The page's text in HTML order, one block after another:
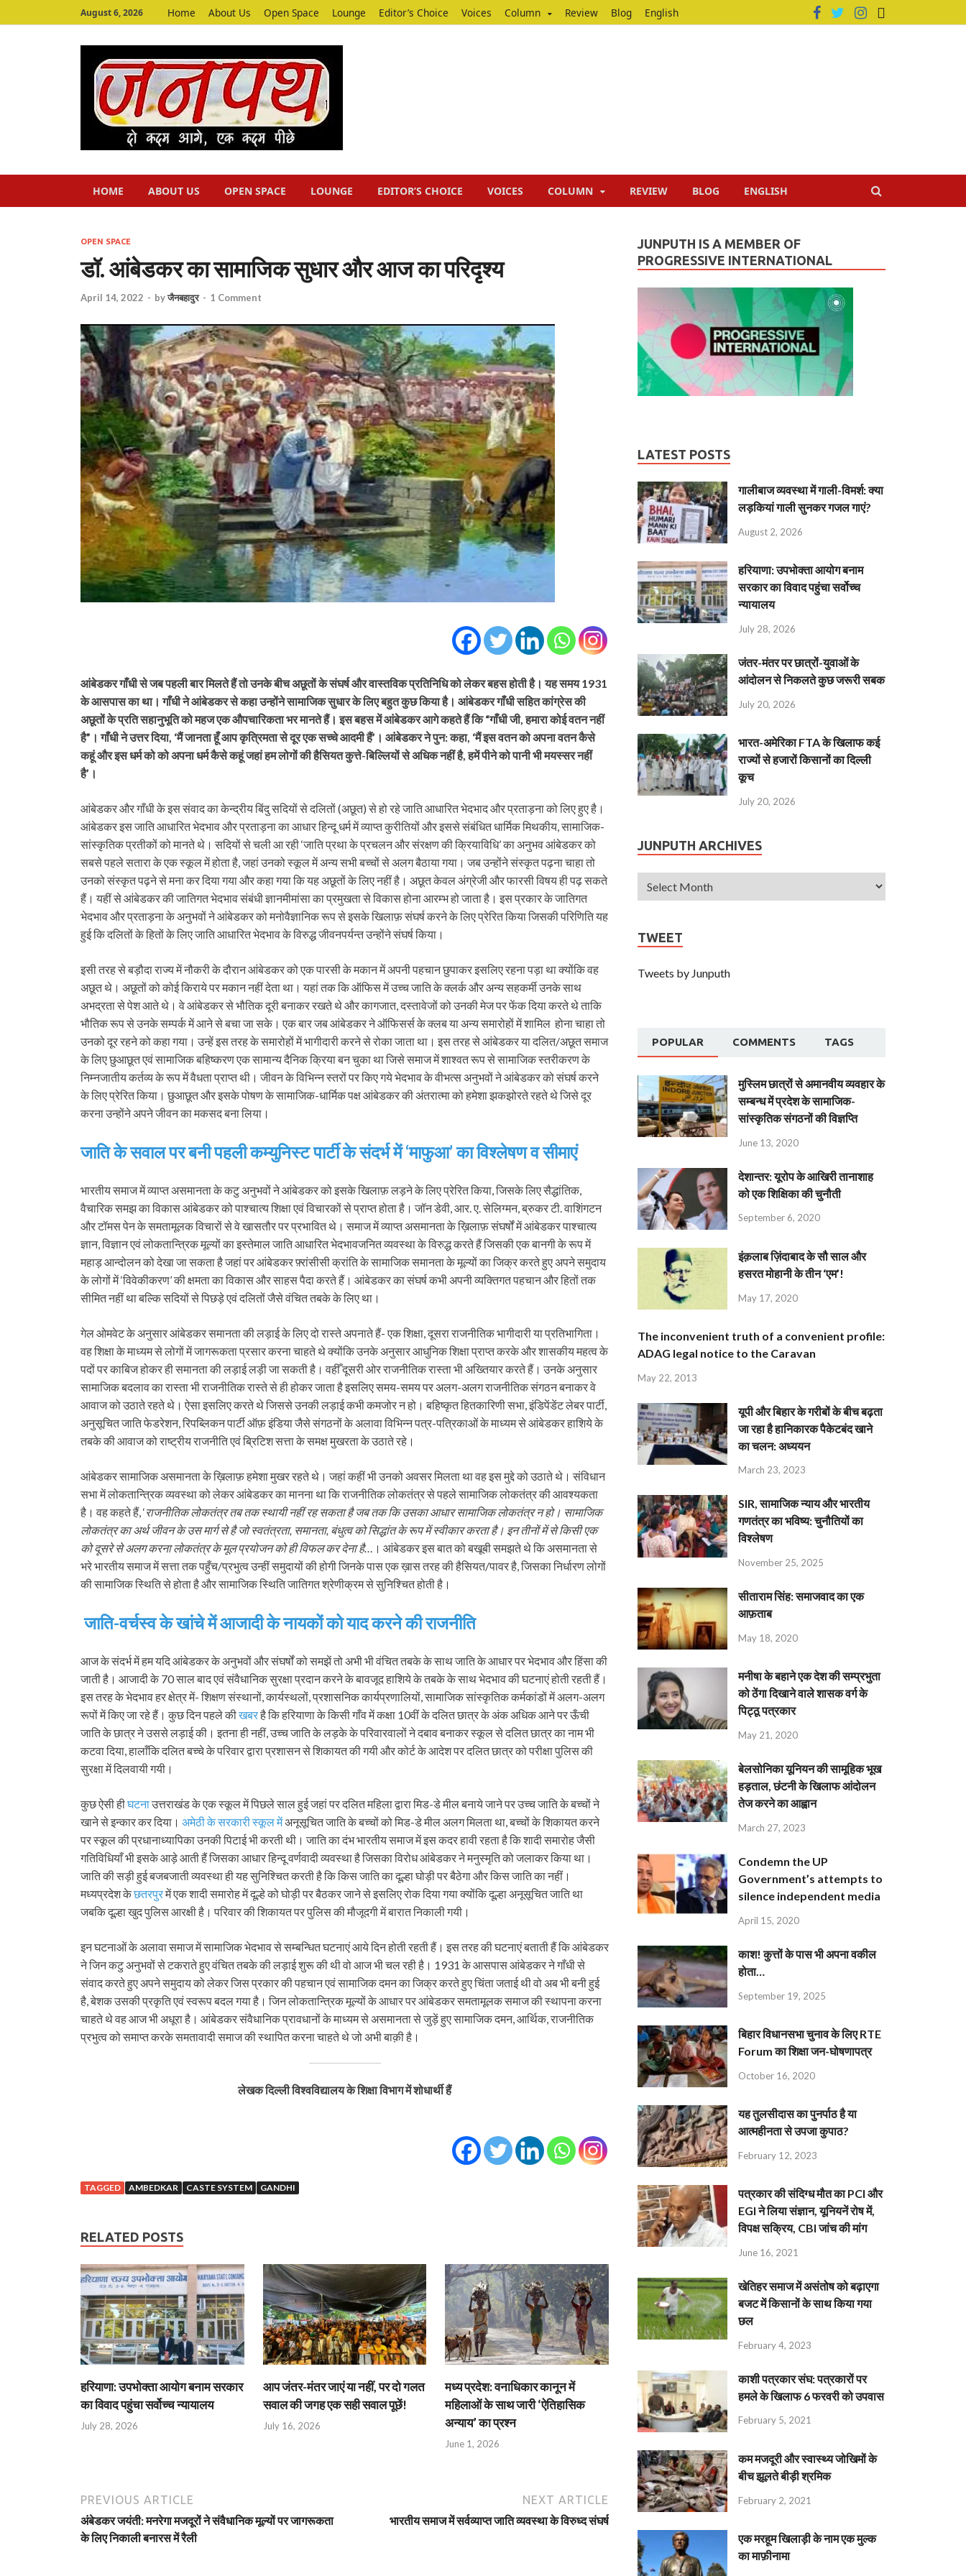
August 6, 2026 Home About Us Open Space Lounge Editor’s Choice Voices Column Review Blog English
HOME ABOUT US OPEN SPACE LOUNGE EDITOR’S CHOICE VOICES COLUMN REVIEW BLOG ENGLISH
OPEN SPACE
डॉ. आंबेडकर का सामाजिक सुधार और आज का परिदृश्य
April 14, 2022 - byजैनबहादुर - 1 Comment
आंबेडकर गाँधी से जब पहली बार मिलते हैं तो उनके बीच अछूतों के संघर्ष और वास्तविक प्रतिनिधि को लेकर बहस होती है। यह समय 1931
के आसपास का था। गाँधी ने आंबेडकर से कहा उन्होंने सामाजिक सुधार के लिए बहुत कुछ किया है। आंबेडकर गाँधी सहित कांग्रेस की
अछूतों के प्रति सहानुभूति को महज एक औपचारिकता भर मानते हैं। इस बहस में आंबेडकर आगे कहते हैं कि “गाँधी जी, हमारा कोई वतन नहीं
है”। गाँधी ने उत्तर दिया, ‘मैं जानता हूँ आप कृत्रिमता से दूर एक सच्चे आदमी हैं’। आंबेडकर ने पुन: कहा, ‘मैं इस वतन को अपना वतन कैसे
कहूं और इस धर्म को को अपना धर्म कैसे कहूं जहां हम लोगों की हैसियत कुत्ते-बिल्लियों से अधिक नहीं है, हमें पीने को पानी भी मयस्सर नहीं
है’।
आंबेडकर और गाँधी के इस संवाद का केन्द्रीय बिंदु सदियों से दलितों (अछूत) से हो रहे जाति आधारित भेदभाद और प्रताड़ना को लिए हुए है।
आंबेडकर इस जाति आधारित भेदभाव और प्रताड़ना का आधार हिन्दू धर्म में व्याप्त कुरीतियों और इससे संबंधित धार्मिक मिथकीय, सामाजिक-
सांस्कृतिक प्रतीकों को मानते थे। सदियों से चली आ रही ‘जाति प्रथा के प्रचलन और संरक्षण की क्रियाविधि’ का अनुभव आंबेडकर को
सबसे पहले सतारा के एक स्कूल में होता है, जहां उनको स्कूल में अन्य सभी बच्चों से अलग बैठाया गया। जब उन्होंने संस्कृत पढ़ना चाहा तो
उनको संस्कृत पढ़ने से मना कर दिया गया और कहा गया कि यह अछूतों के लिए नहीं है। अछूत केवल अंग्रेजी और फारसी विषय ही पढ़ सकते
हैं। यहीं से आंबेडकर की जातिगत भेदभाव संबंधी ज्ञानमीमांसा का प्रमुखता से विकास होना आरम्भ हो जाता है। इस प्रकार के जातिगत
भेदभाव और प्रताड़ना के अनुभवों ने आंबेडकर को मनोवैज्ञानिक रूप से इसके खिलाफ़ संघर्ष करने के लिए प्रेरित किया जिसकी परिणिति यह
हुई कि दलितों के हितों के लिए जाति आधारित भेदभाव के विरुद्ध जीवनपर्यन्त उन्‍होंने संघर्ष किया।
इसी तरह से बड़ौदा राज्य में नौकरी के दौरान आंबेडकर को एक पारसी के मकान में अपनी पहचान छुपाकर इसलिए रहना पड़ा था क्योंकि वह
अछूत थे। अछूतों को कोई किराये पर मकान नहीं देता था। यहां तक कि ऑफिस में उच्च जाति के क्लर्क और अन्य सहकर्मी उनके साथ
अभद्रता से पेश आते थे। वे आंबेडकर से भौतिक दूरी बनाकर रखते थे और कागजात, दस्तावेजों को उनकी मेज पर फेंक दिया करते थे ताकि
भौतिक रूप से उनके सम्पर्क में आने से बचा जा सके। एक बार जब आंबेडकर ने ऑफिसर्स के क्लब या अन्य समारोहों में शामिल होना चाहा तो
उनको दूर रहने को कहा गया। उन्हें इस तरह के समारोहों में भागीदारी करने से रोका जाता था। इस तरह से आंबेडकर या दलित/अछूत समाज
के लिए छुआछूत एवं सामाजिक बहिष्करण एक सामान्य दैनिक क्रिया बन चुका था जिसे समाज में शाश्‍वत रूप से सामाजिक स्तरीकरण के
निम्नजातीय कर्तव्य के रूप में वैधता प्राप्त थी। जीवन के विभिन्न स्तरों पर किए गये भेदभाव के वीभत्स अनुभवों ने आंबेडकर को संघर्ष करने
के लिए प्रेरित किया। छुआछूत और इसके पोषण के सामाजिक-धार्मिक पक्ष आंबेडकर की अंतरात्मा को हमेशा झकझोरते रहते थे जिसे दूर
करना उन्होंने अपने जीवन का मकसद बना लिया।
जाति के सवाल पर बनी पहली कम्युनिस्ट पार्टी के संदर्भ में ‘माफुआ’ का विश्लेषण व सीमाएं
भारतीय समाज में व्याप्त असमानता के कटु अनुभवों ने आंबेडकर को इसके खिलाफ़ लड़ने के लिए प्रेरित किया, जिसके लिए सैद्धांतिक,
वैचारिक समझ का विकास आंबेडकर को पाश्चात्य शिक्षा एवं विचारकों से प्राप्त होता है। जॉन डेवी, आर. ए. सेलिग्मन, ब्रुकर टी. वाशिंगटन
और टॉमस पेन के समतामूलक विचारों से वे खासतौर पर प्रभावित थे। समाज में व्याप्त असमानता के ख़िलाफ़ संघर्षों में आंबेडकर पाश्चात्य
ज्ञान, विज्ञान एवं लोकतान्त्रिक मूल्यों का इस्तेमाल जाति आधारित भेदभावजनित व्यवस्था के विरुद्ध करते हैं जिसकी एक बानगी के रूप में
महाड़ आन्दोलन को देखा जा सकता है जहां पर आंबेडकर फ़्रांसीसी क्रांति के सामाजिक समानता के मूल्यों का जिक्र करते हुए अपने समुदाय
के लोगों में ‘विवेकीकरण’ की क्षमता का विकास और साहस पैदा करते हैं। आंबेडकर का संघर्ष कभी अपनी व्यक्तिगत पहचान और हितों तक
सीमित नहीं था बल्कि सदियों से पिछड़े एवं दलितों जैसे वंचित तबके के लिए था।
गेल ओमवेट के अनुसार आंबेडकर समानता की लड़ाई के लिए दो रास्ते अपनाते हैं- एक शिक्षा, दूसरा राजनीतिक भागीदारी या प्रतिभागिता।
वह शिक्षा के माध्यम से लोगों में जागरूकता प्रसार करना चाहते थे क्योंकि उनके अनुसार आधुनिक शिक्षा प्राप्त करके और शासकीय महत्व के
पदों पर काबिज होकर ही समानता की लड़ाई लड़ी जा सकती है। वहीँ दूसरी ओर राजनीतिक रास्ता भी अख्तियार करते हैं। उनके अनुसार
सामाजिक बदलाव का रास्ता भी राजनीतिक रास्ते से ही होकर जाता है इसलिए समय-समय पर अलग-अलग राजनीतिक संगठन बनाकर वे
आवाज को उठाते रहते थे। ऐसा इसलिए करते थे जिससे उनकी लड़ाई कभी कमजोर न हो। बहिष्कृत हितकारिणी सभा, इंडिपेंडेंट लेबर पार्टी,
अनुसूचित जाति फेडरेशन, रिपब्लिकन पार्टी ऑफ़ इंडिया जैसे संगठनों के अलावा विभिन्न पत्र-पत्रिकाओं के माध्यम से आंबेडकर हाशिये के
तबके की आवाज को राष्ट्रीय राजनीति एवं ब्रिटिश सत्ता के समक्ष मुखरता के उठाते रहे।
आंबेडकर सामाजिक असमानता के ख़िलाफ़ हमेशा मुखर रहते थे। जहां कहीं भी उनको अवसर मिलता था वह इस मुद्दे को उठाते थे। संविधान
सभा में लोकतान्त्रिक व्यवस्था को लेकर आंबेडकर का मानना था कि राजनीतिक लोकतंत्र से पहले सामाजिक लोकतंत्र की आवश्यकता
है। वह कहते हैं, ‘राजनीतिक लोकतंत्र तब तक स्थायी नहीं रह सकता है जब तक कि उसका आधार सामाजिक लोकतंत्र न हो। सामाजिक
लोकतंत्र का अर्थ जीवन के उस मार्ग से है जो स्वतंत्रता, समानता, बंधुत्व को सिद्धांत के रूप में स्वीकार करता है। इन तीनों में से किसी एक
को दूसरे से अलग करना लोकतंत्र के मूल प्रयोजन को ही विफल कर देना है… । आंबेडकर इस बात को बखूबी समझते थे कि असमानता से
भरे भारतीय समाज में सत्ता तक पहुँच/प्रभुत्व उन्हीं समुदायों की होगी जिनके पास एक ख़ास तरह की हैसियत/पावर है, जिसका निर्धारण लोगों
की सामाजिक स्थिति से होता है और सामाजिक स्थिति जातिगत श्रेणीक्रम से सुनिश्चित होती है।
जाति-वर्चस्व के खांचे में आजादी के नायकों को याद करने की राजनीति
आज के संदर्भ में हम यदि आंबेडकर के अनुभवों और संघर्षों को समझें तो अभी भी वंचित तबके के साथ जाति के आधार पर भेदभाव और हिंसा की
जाती है। आजादी के 70 साल बाद एवं संवैधानिक सुरक्षा प्रदान करने के बावजूद हाशिये के तबके के साथ भेदभाव की घटनाएं होती रहती हैं।
इस तरह के भेदभाव हर क्षेत्र में- शिक्षण संस्थानों, कार्यस्थलों, प्रशासनिक कार्यप्रणालियों, सामाजिक सांस्कृतिक कर्मकांडों में अलग-अलग
रूपों में किए जा रहे हैं। कुछ दिन पहले कीखबरहै कि हरियाणा के किसी गाँव में कक्षा 10वीं के दलित छात्र के अंक अधिक आने पर ऊँची
जाति के छात्र ने उससे लड़ाई की। इतना ही नहीं, उच्च जाति के लड़के के परिवारवालों ने दबाव बनाकर स्कूल से दलित छात्र का नाम भी
कटवा दिया, हालाँकि दलित बच्चे के परिवार द्वारा प्रशासन से शिकायत की गयी और कोर्ट के आदेश पर दलित छात्र को परीक्षा पुलिस की
सुरक्षा में दिलवायी गयी।
कुछ ऐसी हीघटनाउत्तराखंड के एक स्कूल में पिछले साल हुई जहां पर दलित महिला द्वारा मिड-डे मील बनाये जाने पर उच्च जाति के बच्चों ने
खाने से इन्कार कर दिया। अमेठी के सरकारी स्कूल मेंअनूसूचित जाति के बच्चों को मिड-डे मील अलग मिलता था, बच्चों के शिकायत करने
पर स्कूल की प्रधानाध्यापिका उनकी पिटाई भी करती थी। जाति का दंभ भारतीय समाज में इस कदर हावी रहता है कि शादी समारोह जैसी
गतिविधियाँ भी इसके आड़े आती हैं जिसका आधार हिन्दू वर्णवादी व्यवस्था है जिसका विरोध आंबेडकर ने मनुस्मृति को जलाकर किया था।
जाति की सड़ी हुई बजबजाती व्यवस्था ही यह सुनिश्चित करती है कि किस जाति का दूल्हा घोड़ी पर बैठेगा और किस जाति का नहीं।
मध्यप्रदेश केछतरपुरमें एक शादी समारोह में दूल्हे को घोड़ी पर बैठकर जाने से इसलिए रोक दिया गया क्योंकि दूल्हा अनूसूचित जाति था
जबकि दूल्हा खुद पुलिस आरक्षी है। परिवार की शिकायत पर पुलिस की मौजूदगी में बारात निकाली गयी।
इन घटनाओं के अलावा समाज में सामाजिक भेदभाव से सम्बन्धित घटनाएं आये दिन होती रहती हैं। इस तरह की घटनाएं बताती हैं कि आंबेडकर
ने जिन कटु अनुभवों से टकराते हुए वंचित तबके की लड़ाई शुरू की थी वो आज भी चल रही है। 1931 के आसपास आंबेडकर ने गाँधी से
संवाद करते हुए अपने समुदाय को लेकर जिस प्रकार की पहचान एवं सामाजिक दमन का जिक्र करते हुए चिंता जताई थी वो अब भी बनी हुई
है, बेशक उसकी प्रकृति एवं स्वरूप बदल गया है। जिन लोकतान्त्रिक मूल्यों के आधार पर आंबेडकर समतामूलक समाज की स्थापना करना
चाहते थे वह आज भी अधूरा है। आंबेडकर संवैधानिक प्रावधानों के माध्यम से असमानता से जुड़ें हुए सामाजिक दमन, आर्थिक, राजनीतिक
प्रभुत्व को समाप्त करके समतावादी समाज की स्थापित करना चाहते थे जो अभी बाक़ी है।
लेखक दिल्ली विश्वविद्यालय के शिक्षा विभाग में शोधार्थी हैं
TAGGED AMBEDKAR CASTE SYSTEM GANDHI
RELATED POSTS
हरियाणा: उपभोक्ता आयोग बनाम सरकार
का विवाद पहुंचा सर्वोच्च न्यायालय
July 28, 2026
आप जंतर-मंतर जाएं या नहीं, पर दो गलत
सवाल की जगह एक सही सवाल पूछें!
July 16, 2026
मध्य प्रदेश: वनाधिकार कानून में
महिलाओं के साथ जारी ‘ऐतिहासिक
अन्याय’ का प्रश्न
June 1, 2026
PREVIOUS ARTICLE
अंबेडकर जयंती: मनरेगा मजदूरों ने संवैधानिक मूल्यों पर जागरूकता
के लिए निकाली बनारस में रैली
NEXT ARTICLE
भारतीय समाज में सर्वव्याप्त जाति व्यवस्था के विरुध्द संघर्ष
JUNPUTH IS A MEMBER OF
PROGRESSIVE INTERNATIONAL
LATEST POSTS
गालीबाज व्‍यवस्‍था में गाली-विमर्श: क्या
लड़कियां गाली सुनकर गजल गाएं?
August 2, 2026
हरियाणा: उपभोक्ता आयोग बनाम
सरकार का विवाद पहुंचा सर्वोच्च
न्यायालय
July 28, 2026
जंतर-मंतर पर छात्रों-युवाओं के
आंदोलन से निकलते कुछ जरूरी सबक
July 20, 2026
भारत-अमेरिका FTA के खिलाफ कई
राज्यों से हजारों किसानों का दिल्ली
कूच
July 20, 2026
JUNPUTH ARCHIVES
TWEET
Tweets by Junputh
POPULAR COMMENTS TAGS
मुस्लिम छात्रों से अमानवीय व्यवहार के
सम्बन्ध में प्रदेश के सामाजिक-
सांस्कृतिक संगठनों की विज्ञप्ति
June 13, 2020
देशान्‍तर: यूरोप के आखिरी तानाशाह
को एक शिक्षिका की चुनौती
September 6, 2020
इंक़लाब ज़िंदाबाद के सौ साल और
हसरत मोहानी के तीन ‘एम’!
May 17, 2020
The inconvenient truth of a convenient profile:
ADAG legal notice to the Caravan
May 22, 2013
यूपी और बिहार के गरीबों के बीच बढ़ता
जा रहा है हानिकारक पैकेटबंद खाने
का चलन: अध्ययन
March 23, 2023
SIR, सामाजिक न्याय और भारतीय
गणतंत्र का भविष्य: चुनौतियों का
विश्लेषण
November 25, 2025
सीताराम सिंह: समाजवाद का एक
आफ़ताब
May 18, 2020
मनीषा के बहाने एक देश की सम्प्रभुता
को ठेंगा दिखाने वाले शासक वर्ग के
पिट्ठू पत्रकार
May 21, 2020
बेलसोनिका यूनियन की सामूहिक भूख
हड़ताल, छंटनी के खिलाफ आंदोलन
तेज करने का आह्वान
March 27, 2023
Condemn the UP
Government’s attempts to
silence independent media
April 15, 2020
काश! कुत्तों के पास भी अपना वकील
होता…
September 19, 2025
बिहार विधानसभा चुनाव के लिए RTE
Forum का शिक्षा जन-घोषणापत्र
October 16, 2020
यह तुलसीदास का पुनर्पाठ है या
आत्महीनता से उपजा कुपाठ?
February 12, 2023
पत्रकार की संदिग्ध मौत का PCI और
EGI ने लिया संज्ञान, यूनियनें रोष में,
विपक्ष सक्रिय, CBI जांच की मांग
June 16, 2021
खेतिहर समाज में असंतोष को बढ़ाएगा
बजट में किसानों के साथ किया गया
छल
February 4, 2023
काशी पत्रकार संघ: पत्रकारों पर
हमले के खिलाफ 6 फरवरी को उपवास
February 5, 2021
कम मजदूरी और स्वास्थ्य जोखिमों के
बीच झूलते बीड़ी श्रमिक
February 2, 2021
एक मरहूम खिलाड़ी के नाम एक मुल्क
का माफ़ीनामा